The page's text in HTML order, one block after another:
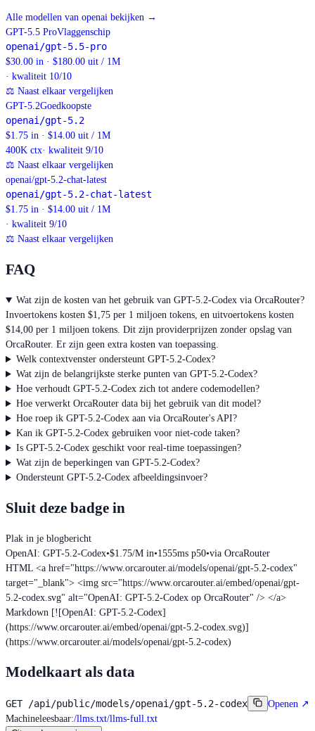
Alle modellen van openai bekijken →
GPT-5.5 ProVlaggenschip
openai/gpt-5.5-pro
$30.00 in · $180.00 uit / 1M
· kwaliteit 10/10
⚖ Naast elkaar vergelijken
GPT-5.2Goedkoopste
openai/gpt-5.2
$1.75 in · $14.00 uit / 1M
400K ctx· kwaliteit 9/10
⚖ Naast elkaar vergelijken
openai/gpt-5.2-chat-latest
openai/gpt-5.2-chat-latest
$1.75 in · $14.00 uit / 1M
· kwaliteit 9/10
⚖ Naast elkaar vergelijken
FAQ
Wat zijn de kosten van het gebruik van GPT-5.2-Codex via OrcaRouter?
Invoertokens kosten $1,75 per 1 miljoen tokens, en uitvoertokens kosten
$14,00 per 1 miljoen tokens. Dit zijn providerprijzen zonder opslag van
OrcaRouter. Er zijn geen extra kosten van toepassing.
Welk contextvenster ondersteunt GPT-5.2-Codex?
Wat zijn de belangrijkste sterke punten van GPT-5.2-Codex?
Hoe verhoudt GPT-5.2-Codex zich tot andere codemodellen?
Hoe verwerkt OrcaRouter data bij het gebruik van dit model?
Hoe roep ik GPT-5.2-Codex aan via OrcaRouter's API?
Kan ik GPT-5.2-Codex gebruiken voor niet-code taken?
Is GPT-5.2-Codex geschikt voor real-time toepassingen?
Wat zijn de beperkingen van GPT-5.2-Codex?
Ondersteunt GPT-5.2-Codex afbeeldingsinvoer?
Sluit deze badge in
Plak in je blogbericht
OpenAI: GPT-5.2-Codex•$1.75/M in•1555ms p50•via OrcaRouter
HTML <a href="https://www.orcarouter.ai/models/openai/gpt-5.2-codex"
target="_blank"> <img src="https://www.orcarouter.ai/embed/openai/gpt-
5.2-codex.svg" alt="OpenAI: GPT-5.2-Codex op OrcaRouter" /> </a>
Markdown [![OpenAI: GPT-5.2-Codex]
(https://www.orcarouter.ai/embed/openai/gpt-5.2-codex.svg)]
(https://www.orcarouter.ai/models/openai/gpt-5.2-codex)
Modelkaart als data
GET /api/public/models/openai/gpt-5.2-codex Openen ↗
Machineleesbaar:/llms.txt/llms-full.txt